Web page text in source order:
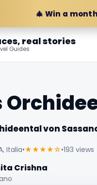
🎄 Win a
real stories
Guides
von
Italia•★★★★☆•193 views
Crishna